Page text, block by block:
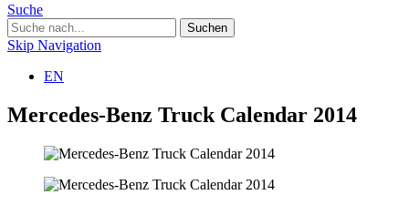
Suche
Skip Navigation
EN
Mercedes-Benz Truck Calendar 2014